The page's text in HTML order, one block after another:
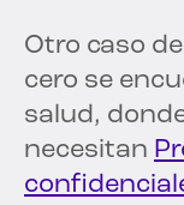
Otro caso
cero se
salud,
necesitan